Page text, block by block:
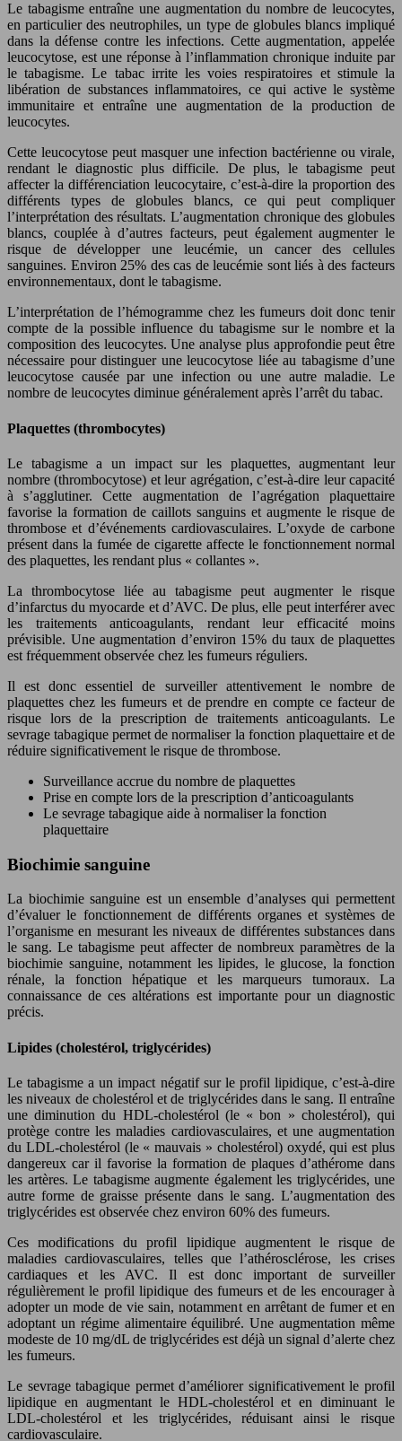
Le tabagisme entraîne une augmentation du nombre de leucocytes,
en particulier des neutrophiles, un type de globules blancs impliqué
dans la défense contre les infections. Cette augmentation, appelée
leucocytose, est une réponse à l’inflammation chronique induite par
le tabagisme. Le tabac irrite les voies respiratoires et stimule la
libération de substances inflammatoires, ce qui active le système
immunitaire et entraîne une augmentation de la production de
leucocytes.
Cette leucocytose peut masquer une infection bactérienne ou virale,
rendant le diagnostic plus difficile. De plus, le tabagisme peut
affecter la différenciation leucocytaire, c’est-à-dire la proportion des
différents types de globules blancs, ce qui peut compliquer
l’interprétation des résultats. L’augmentation chronique des globules
blancs, couplée à d’autres facteurs, peut également augmenter le
risque de développer une leucémie, un cancer des cellules
sanguines. Environ 25% des cas de leucémie sont liés à des facteurs
environnementaux, dont le tabagisme.
L’interprétation de l’hémogramme chez les fumeurs doit donc tenir
compte de la possible influence du tabagisme sur le nombre et la
composition des leucocytes. Une analyse plus approfondie peut être
nécessaire pour distinguer une leucocytose liée au tabagisme d’une
leucocytose causée par une infection ou une autre maladie. Le
nombre de leucocytes diminue généralement après l’arrêt du tabac.
Plaquettes (thrombocytes)
Le tabagisme a un impact sur les plaquettes, augmentant leur
nombre (thrombocytose) et leur agrégation, c’est-à-dire leur capacité
à s’agglutiner. Cette augmentation de l’agrégation plaquettaire
favorise la formation de caillots sanguins et augmente le risque de
thrombose et d’événements cardiovasculaires. L’oxyde de carbone
présent dans la fumée de cigarette affecte le fonctionnement normal
des plaquettes, les rendant plus « collantes ».
La thrombocytose liée au tabagisme peut augmenter le risque
d’infarctus du myocarde et d’AVC. De plus, elle peut interférer avec
les traitements anticoagulants, rendant leur efficacité moins
prévisible. Une augmentation d’environ 15% du taux de plaquettes
est fréquemment observée chez les fumeurs réguliers.
Il est donc essentiel de surveiller attentivement le nombre de
plaquettes chez les fumeurs et de prendre en compte ce facteur de
risque lors de la prescription de traitements anticoagulants. Le
sevrage tabagique permet de normaliser la fonction plaquettaire et de
réduire significativement le risque de thrombose.
Surveillance accrue du nombre de plaquettes
Prise en compte lors de la prescription d’anticoagulants
Le sevrage tabagique aide à normaliser la fonction
plaquettaire
Biochimie sanguine
La biochimie sanguine est un ensemble d’analyses qui permettent
d’évaluer le fonctionnement de différents organes et systèmes de
l’organisme en mesurant les niveaux de différentes substances dans
le sang. Le tabagisme peut affecter de nombreux paramètres de la
biochimie sanguine, notamment les lipides, le glucose, la fonction
rénale, la fonction hépatique et les marqueurs tumoraux. La
connaissance de ces altérations est importante pour un diagnostic
précis.
Lipides (cholestérol, triglycérides)
Le tabagisme a un impact négatif sur le profil lipidique, c’est-à-dire
les niveaux de cholestérol et de triglycérides dans le sang. Il entraîne
une diminution du HDL-cholestérol (le « bon » cholestérol), qui
protège contre les maladies cardiovasculaires, et une augmentation
du LDL-cholestérol (le « mauvais » cholestérol) oxydé, qui est plus
dangereux car il favorise la formation de plaques d’athérome dans
les artères. Le tabagisme augmente également les triglycérides, une
autre forme de graisse présente dans le sang. L’augmentation des
triglycérides est observée chez environ 60% des fumeurs.
Ces modifications du profil lipidique augmentent le risque de
maladies cardiovasculaires, telles que l’athérosclérose, les crises
cardiaques et les AVC. Il est donc important de surveiller
régulièrement le profil lipidique des fumeurs et de les encourager à
adopter un mode de vie sain, notamment en arrêtant de fumer et en
adoptant un régime alimentaire équilibré. Une augmentation même
modeste de 10 mg/dL de triglycérides est déjà un signal d’alerte chez
les fumeurs.
Le sevrage tabagique permet d’améliorer significativement le profil
lipidique en augmentant le HDL-cholestérol et en diminuant le
LDL-cholestérol et les triglycérides, réduisant ainsi le risque
cardiovasculaire.